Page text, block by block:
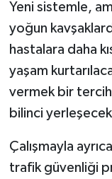
Yeni sistemle,
yoğun
hastalara daha
yaşam
vermek bir
bilinci
Çalışmayla
trafik güvenliği